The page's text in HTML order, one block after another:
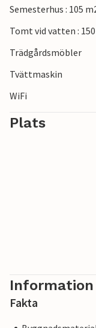
Semesterhus : 105
Tomt vid vatten :
Trädgårdsmöbler
Tvättmaskin
WiFi
Plats
Fakta